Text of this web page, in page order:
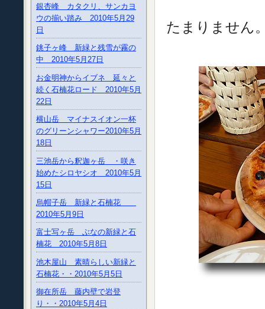
銀杏峰 カタクリ、サンカヨ
ウの揃い踏み 2010年5月29
日
銚子ヶ峰 新緑と残雪が霧の
中 2010年5月27日
お金明神からイブネ 延々と
続く石楠花ロード 2010年5月
22日
横山岳 マイナスイオン一杯
のグリーンシャワー2010年5月
18日
三池岳から釈迦ヶ岳 ・咲き
始めたシロヤシオ 2010年5月
15日
烏帽子岳 新緑と石楠花
2010年5月9日
富士写ヶ岳 ぶなの新緑と石
楠花 2010年5月8日
池木屋山 素晴らしい新緑と
石楠花・・2010年5月5日
御在所岳 藤内壁で岩登
り・・2010年5月4日
たまりません